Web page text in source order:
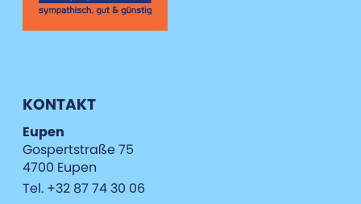
KONTAKT
Eupen
Gospertstraße 75
4700 Eupen
Tel. +32 87 74 30 06